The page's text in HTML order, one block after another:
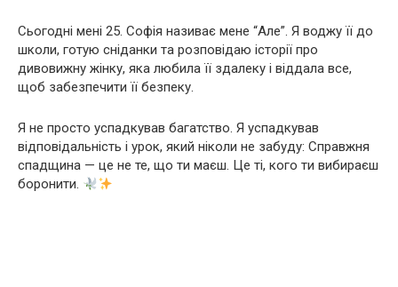
Сьогодні мені 25. Софія називає мене “Але”. Я воджу її до
школи, готую сніданки та розповідаю історії про
дивовижну жінку, яка любила її здалеку і віддала все,
щоб забезпечити її безпеку.
Я не просто успадкував багатство. Я успадкував
відповідальність і урок, який ніколи не забуду: Справжня
спадщина — це не те, що ти маєш. Це ті, кого ти вибираєш
боронити.